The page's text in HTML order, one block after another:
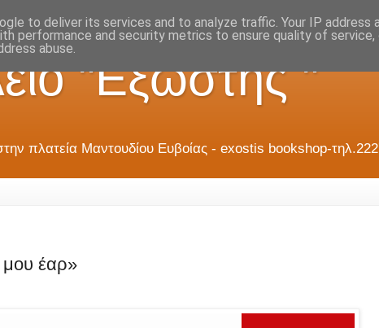
"Εξώστης "
πλατεία Μαντουδίου Ευβοίας - exostis bookshop-
έαρ»
to deliver its services and to analyze traffic. Your IP address
performance and security metrics to ensure quality of service,
abuse.